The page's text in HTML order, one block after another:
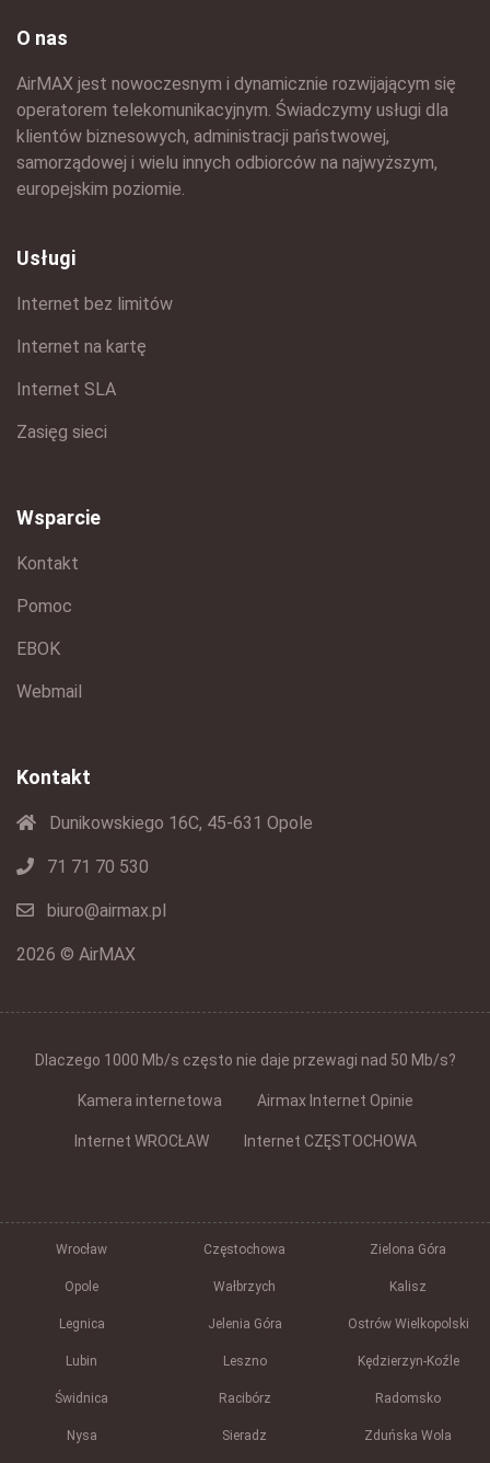
O nas
AirMAX jest nowoczesnym i dynamicznie rozwijającym się
operatorem telekomunikacyjnym. Świadczymy usługi dla
klientów biznesowych, administracji państwowej,
samorządowej i wielu innych odbiorców na najwyższym,
europejskim poziomie.
Usługi
Internet bez limitów
Internet na kartę
Internet SLA
Zasięg sieci
Wsparcie
Kontakt
Pomoc
EBOK
Webmail
Kontakt
Dunikowskiego 16C, 45-631 Opole
71 71 70 530
biuro@airmax.pl
2026 © AirMAX
Dlaczego 1000 Mb/s często nie daje przewagi nad 50 Mb/s?
Kamera internetowa Airmax Internet Opinie
Internet WROCŁAW Internet CZĘSTOCHOWA
Wrocław Częstochowa Zielona Góra
Opole Wałbrzych Kalisz
Legnica Jelenia Góra Ostrów Wielkopolski
Lubin Leszno Kędzierzyn-Koźle
Świdnica Racibórz Radomsko
Nysa Sieradz Zduńska Wola